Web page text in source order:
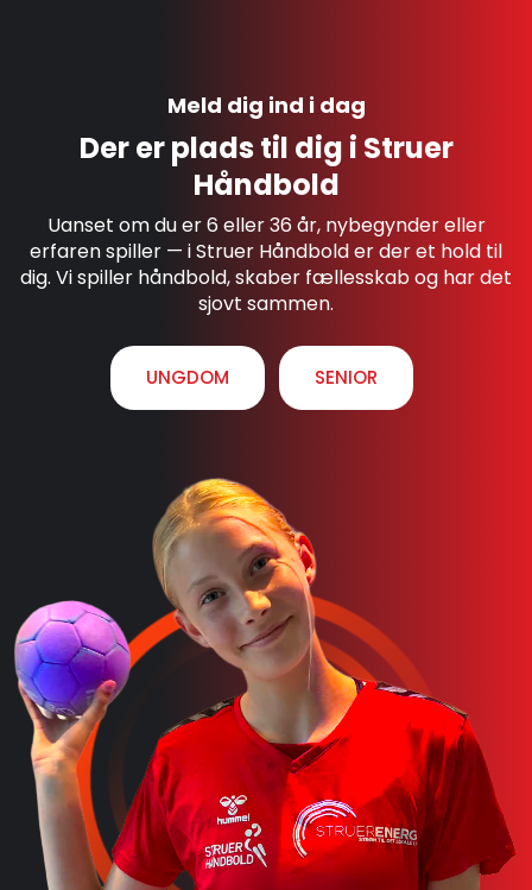
Meld dig ind i dag
Der er plads til dig i Struer
Håndbold
Uanset om du er 6 eller 36 år, nybegynder eller
erfaren spiller — i Struer Håndbold er der et hold til
dig. Vi spiller håndbold, skaber fællesskab og har det
sjovt sammen.
UNGDOM SENIOR